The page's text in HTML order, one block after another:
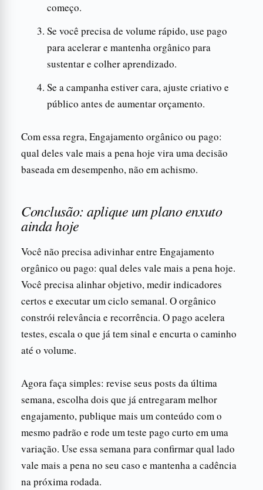
começo.
Se você precisa de volume rápido, use pago
para acelerar e mantenha orgânico para
sustentar e colher aprendizado.
Se a campanha estiver cara, ajuste criativo e
público antes de aumentar orçamento.
Com essa regra, Engajamento orgânico ou pago:
qual deles vale mais a pena hoje vira uma decisão
baseada em desempenho, não em achismo.
Conclusão: aplique um plano enxuto
ainda hoje
Você não precisa adivinhar entre Engajamento
orgânico ou pago: qual deles vale mais a pena hoje.
Você precisa alinhar objetivo, medir indicadores
certos e executar um ciclo semanal. O orgânico
constrói relevância e recorrência. O pago acelera
testes, escala o que já tem sinal e encurta o caminho
até o volume.
Agora faça simples: revise seus posts da última
semana, escolha dois que já entregaram melhor
engajamento, publique mais um conteúdo com o
mesmo padrão e rode um teste pago curto em uma
variação. Use essa semana para confirmar qual lado
vale mais a pena no seu caso e mantenha a cadência
na próxima rodada.